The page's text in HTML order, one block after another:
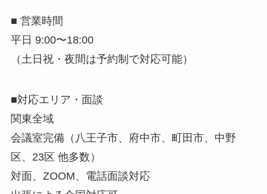
■ 営業時間
平日 9:00〜18:00
（土日祝・夜間は予約制で対応可能）
■対応エリア・面談
関東全域
会議室完備（八王子市、府中市、町田市、中野
区、23区 他多数）
対面、ZOOM、電話面談対応